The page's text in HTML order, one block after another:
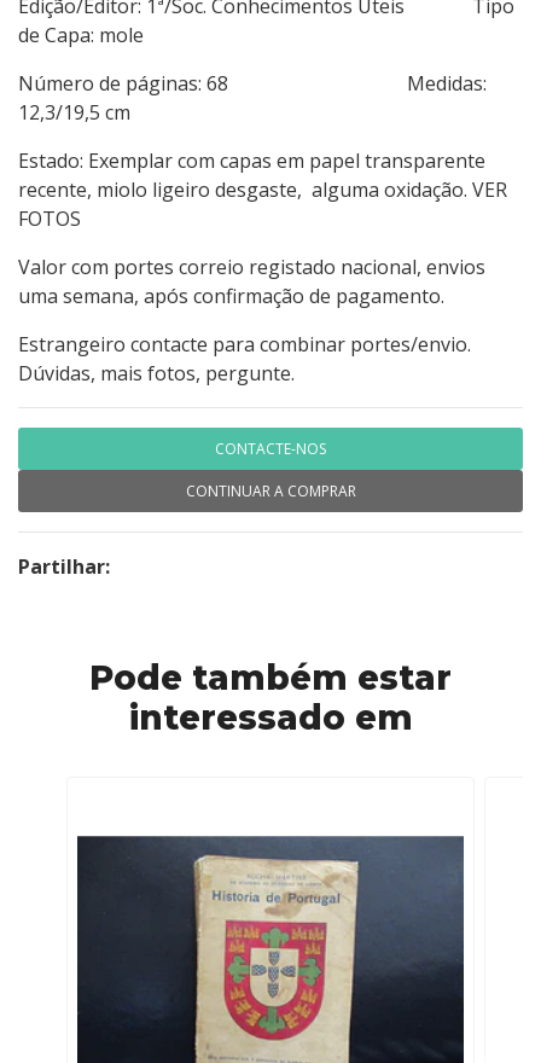
Edição/Editor: 1ª/Soc. Conhecimentos Uteis Tipo
de Capa: mole
Número de páginas: 68 Medidas:
12,3/19,5 cm
Estado: Exemplar com capas em papel transparente
recente, miolo ligeiro desgaste, alguma oxidação. VER
FOTOS
Valor com portes correio registado nacional, envios
uma semana, após confirmação de pagamento.
Estrangeiro contacte para combinar portes/envio.
Dúvidas, mais fotos, pergunte.
CONTACTE-NOS
CONTINUAR A COMPRAR
Partilhar:
Pode também estar
interessado em